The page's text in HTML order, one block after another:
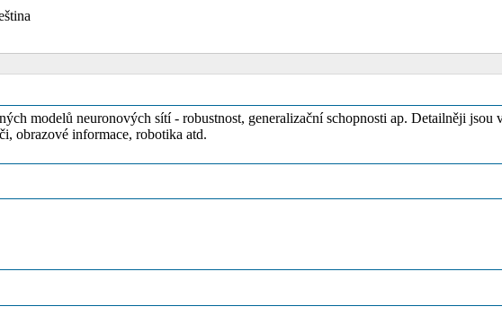
modelů neuronových sítí - robustnost, generalizační schopnosti ap. Detailněji
obrazové informace, robotika atd.